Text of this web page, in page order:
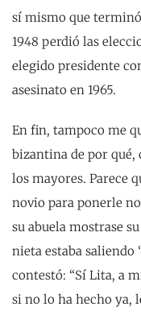
sí mismo que
1948 perdió las
elegido presidente
asesinato en 1965.
En fin, tampoco me
bizantina de por qué,
los mayores. Parece
novio para ponerle
su abuela mostrase
nieta estaba saliendo
contestó: “Sí Lita, a
si no lo ha hecho ya,